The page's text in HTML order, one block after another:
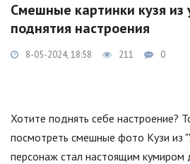
Смешные картинки кузя из
поднятия настроения
8-05-2024, 18:58 211 0
Хотите поднять себе настроение?
посмотреть смешные фото Кузи из
персонаж стал настоящим кумиром